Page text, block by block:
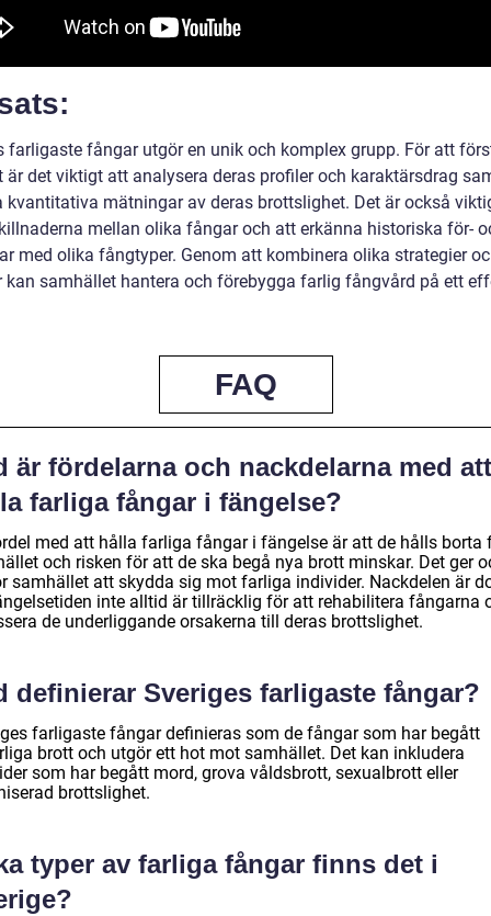
farligaste fångar utgör en unik och komplex grupp. För att
är det viktigt att analysera deras profiler och karaktärsdrag
kvantitativa mätningar av deras brottslighet. Det är också
mellan olika fångar och att erkänna historiska för-
med olika fångtyper. Genom att kombinera olika strategier
kan samhället hantera och förebygga farlig fångvård på ett
FAQ
är fördelarna och nackdelarna med att
farliga fångar i fängelse?
med att hålla farliga fångar i fängelse är att de hålls borta
och risken för att de ska begå nya brott minskar. Det ger
samhället att skydda sig mot farliga individer. Nackdelen är
inte alltid är tillräcklig för att rehabilitera fångarna
de underliggande orsakerna till deras brottslighet.
definierar Sveriges farligaste fångar?
farligaste fångar definieras som de fångar som har begått
brott och utgör ett hot mot samhället. Det kan inkludera
som har begått mord, grova våldsbrott, sexualbrott eller
brottslighet.
typer av farliga fångar finns det i